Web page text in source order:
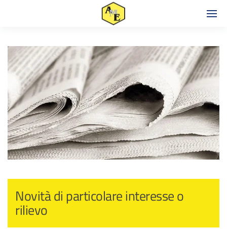
Novità di particolare interesse o
rilievo